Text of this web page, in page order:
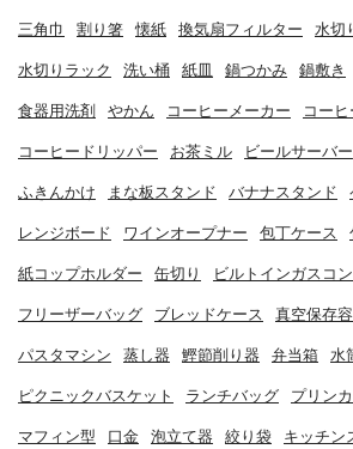
三角巾 割り箸 懐紙 換気扇フィルター 水切
水切りラック 洗い桶 紙皿 鍋つかみ 鍋敷き
食器用洗剤 やかん コーヒーメーカー コー
コーヒードリッパー お茶ミル ビールサーバー
ふきんかけ まな板スタンド バナナスタンド
レンジボード ワインオープナー 包丁ケース
紙コップホルダー 缶切り ビルトインガスコ
フリーザーバッグ ブレッドケース 真空保存
パスタマシン 蒸し器 鰹節削り器 弁当箱 水
ピクニックバスケット ランチバッグ プリン
マフィン型 口金 泡立て器 絞り袋 キッチン